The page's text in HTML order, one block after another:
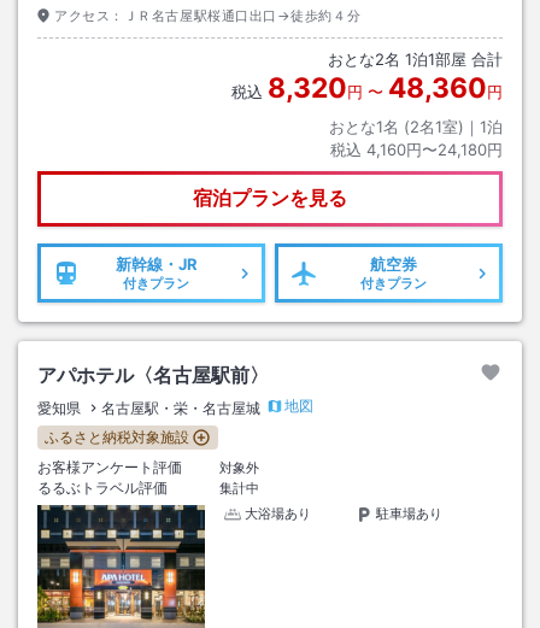
アクセス： ＪＲ名古屋駅桜通口出口→徒歩約４分
おとな2名 1泊1部屋 合計
税込 8,320円 〜 48,360円
おとな1名 (2名1室)｜ 1泊
税込 4,160円〜24,180円
宿泊プランを見る
新幹線・JR
付きプラン
航空券
付きプラン
アパホテル〈名古屋駅前〉
愛知県 名古屋駅・栄・名古屋城
地図
ふるさと納税対象施設
お客様アンケート評価
対象外
るるぶトラベル評価
集計中
大浴場あり
駐車場あり